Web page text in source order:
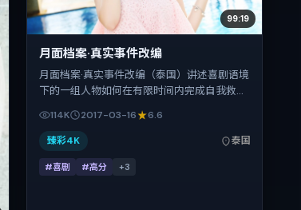
99:19
月面档案·真实事件改编
月面档案·真实事件改编（泰国）讲述喜剧语境
下的一组人物如何在有限时间内完成自我救
王景春、齐溪的表演层次丰富。影片定于
2017-03-16 起陆续登陆院线与网络平台，春
114K 2017-03-16 6.6
臻彩4K 泰国
#喜剧 #高分 +3